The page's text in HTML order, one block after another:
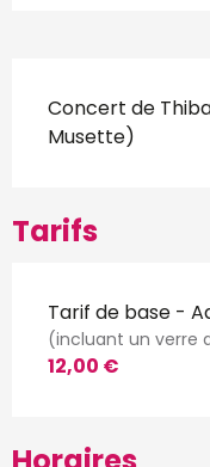
Concert de
Musette)
Tarifs
Tarif de base -
(incluant un verre
12,00 €